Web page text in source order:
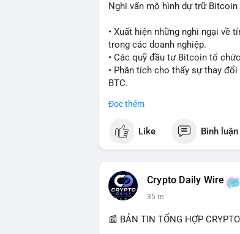
Nghi vấn mô hình dự trữ
• Xuất hiện những nghi ngại về
trong các doanh nghiệp.
• Các quỹ đầu tư Bitcoin tổ
• Phân tích cho thấy sự thay
BTC.
#bitcoin
$btc
📰 Nguồn: Cointelegraph
Đọc thêm
Like Bình luận
Crypto Daily Wire
35 m
📰 BẢN TIN TỔNG HỢP